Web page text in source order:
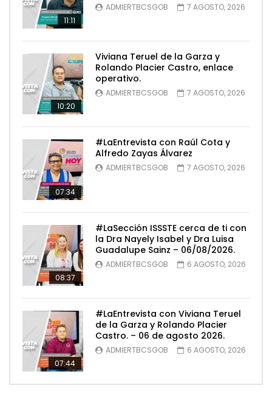
11:11
ADMIERTBCSGOB 7 AGOSTO, 2026
10:20
Viviana Teruel de la Garza y
Rolando Placier Castro, enlace
operativo.
ADMIERTBCSGOB 7 AGOSTO, 2026
07:34
#LaEntrevista con Raúl Cota y
Alfredo Zayas Álvarez
ADMIERTBCSGOB 7 AGOSTO, 2026
08:37
#LaSección ISSSTE cerca de ti con
la Dra Nayely Isabel y Dra Luisa
Guadalupe Sainz – 06/08/2026.
ADMIERTBCSGOB 6 AGOSTO, 2026
07:44
#LaEntrevista con Viviana Teruel
de la Garza y Rolando Placier
Castro. – 06 de agosto 2026.
ADMIERTBCSGOB 6 AGOSTO, 2026